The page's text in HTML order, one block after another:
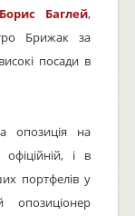
Борис Баглей,
Брижак за
посади в
опозиція на
і в
портфелів у
опозиціонер